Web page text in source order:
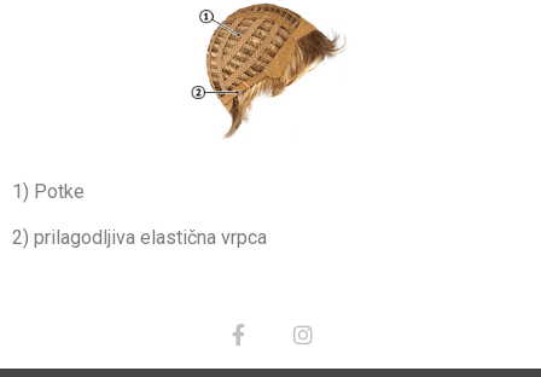
1) Potke
2) prilagodljiva elastična vrpca